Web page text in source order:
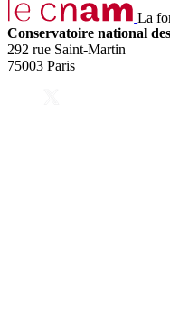
La
Conservatoire national
292 rue Saint-Martin
75003 Paris